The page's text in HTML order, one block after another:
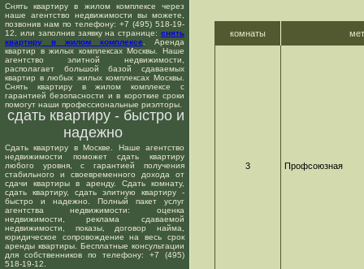
Снять квартиру в жилом комплексе через
наше агентство недвижимости вы можете,
позвонив нам по телефону: +7 (495) 518-19-
12, или заполнив заявку на странице: снять
квартиру в жилом комплексе . Аренда
квартир в жилых комплексах Москвы. Наше
агентство элитной недвижимости,
располагает большой базой сдаваемых
квартир в любых жилых комплексах Москвы.
Снять квартиру в жилом комплексе с
гарантией безопасности и в короткие сроки
помогут наши профессиональные риэлторы.
сдать квартиру - быстро и
надежно
Сдать квартиру в Москве. Наше агентство
недвижимости поможет сдать квартиру
любого уровня, с гарантией получения
стабильного и своевременного дохода от
сдачи квартиры в аренду. Сдать комнату,
сдать квартиру, сдать элитную квартиру -
быстро и надежно. Полный пакет услуг
агентства недвижимости: оценка
недвижимости, реклама сдаваемой
недвижимости, показы, договор найма,
юридическое сопровождение на весь срок
аренды квартиры. Бесплатные консультации
для собственников по телефону: +7 (495)
518-19-12.
комнаты
3 Профсоюзная